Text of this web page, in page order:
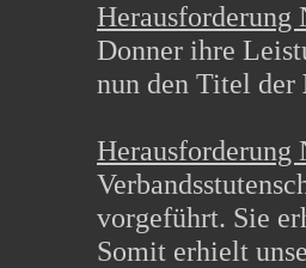
Herausforderung
Donner ihre
nun den Titel der
Herausforderung
vorgeführt. Sie
Somit erhielt